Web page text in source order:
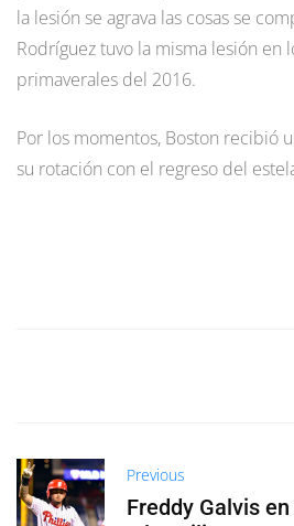
la lesión se agrava las cosas se
Rodríguez tuvo la misma lesión en
primaverales del 2016.
Por los momentos, Boston recibió
su rotación con el regreso del
Previous
Freddy Galvis